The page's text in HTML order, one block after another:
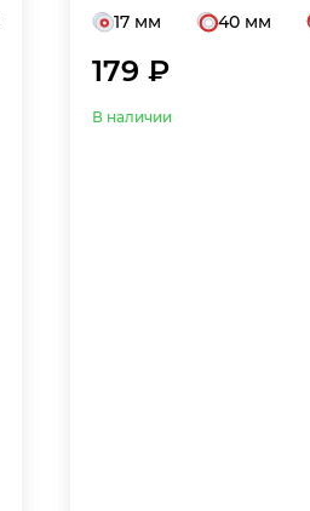
17 мм 40 мм
179 ₽
В наличии